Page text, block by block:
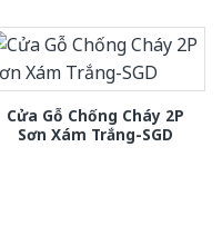
Cửa Gỗ Chống Cháy 2P
Sơn Xám Trắng-SGD